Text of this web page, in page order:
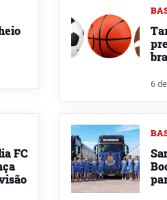
6
FC